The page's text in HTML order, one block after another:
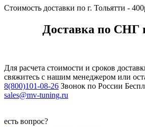
Стоимость доставки по г. Тольятти -
Доставка по СНГ
Для расчета стоимости и сроков
свяжитесь с нашим менеджером или
8(800)101-08-26 Звонок по России
sales@mv-tuning.ru
есть вопрос?